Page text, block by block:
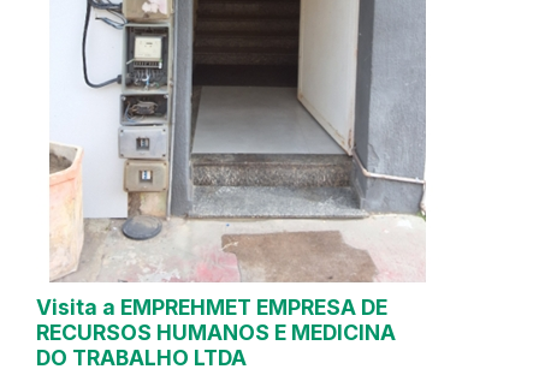
Visita a EMPREHMET EMPRESA DE
RECURSOS HUMANOS E MEDICINA
DO TRABALHO LTDA